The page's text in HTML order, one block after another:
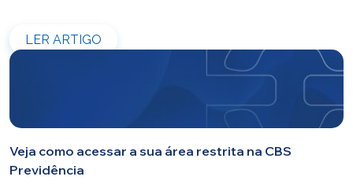
entre os dias 22/07 e 31/07. Reforçamos que as
simulações e contratações de empréstimos […]
LER ARTIGO
Veja como acessar a sua área restrita na CBS
Previdência